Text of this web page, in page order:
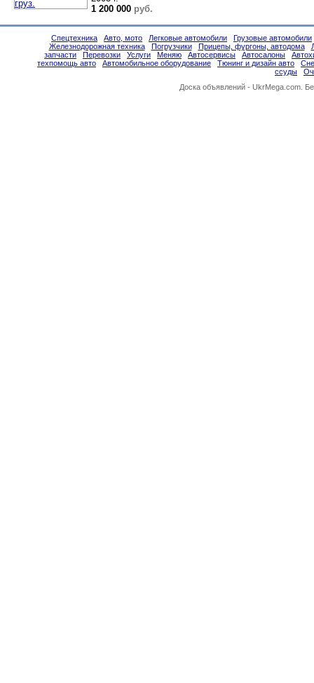
1 200 000 руб.
Спецтехника Авто, мото Легковые автомобили
Грузовые автомобили
Железнодорожная техника
Погрузчики Прицепы, фургоны, автодома
запчасти
Перевозки Услуги Меняю Автосервисы Автосалоны
техпомощь авто
Автомобильное оборудование Тюнинг и дизайн авто
ссуды
Доска объявлений - UkrMega.com.